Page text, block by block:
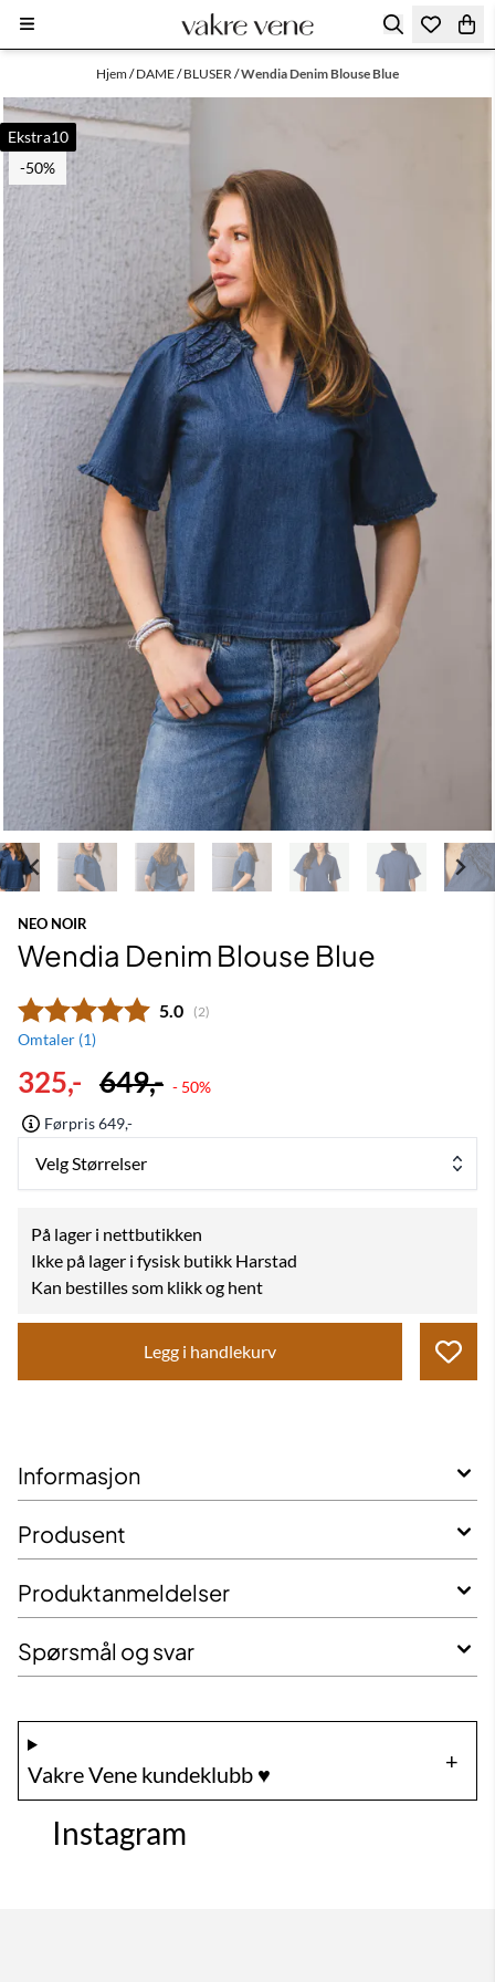
Hopp til innhold
Hjem/DAME/BLUSER /Wendia Denim Blouse Blue
Ekstra10
-50%
NEO NOIR
Wendia Denim Blouse Blue
Gjennomsnittskarakter:
5.0 (stemmer:
2)
Omtaler (1)
325,- 649,- - 50%
Førpris 649,-
Velg Størrelser
På lager i nettbutikken
Ikke på lager i fysisk butikk Harstad
Kan bestilles som klikk og hent
Legg i handlekurv
Informasjon
Produsent
Produktanmeldelser
Spørsmål og svar
Vakre Vene kundeklubb ♥️
Instagram